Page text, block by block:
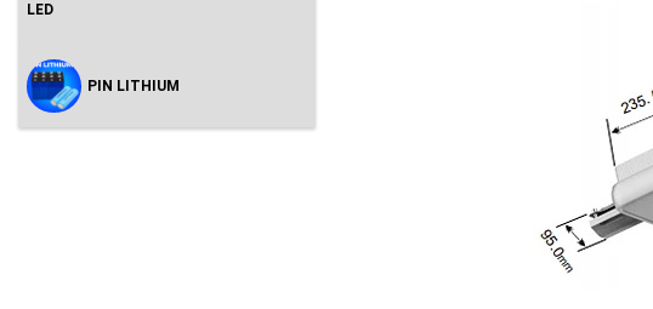
LED
PIN LITHIUM